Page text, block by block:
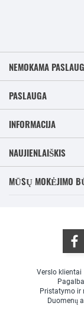
NEMOKAMA
PASLAUGA
INFORMACIJA
NAUJIENLAIŠKIS
MŪSŲ MOKĖJIMO
Verslo klientai
Pristatymo ir
Duomenų